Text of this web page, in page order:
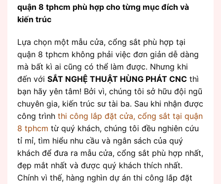
quận 8 tphcm phù hợp cho từng mục đích và
kiến trúc
Lựa chọn một mẫu cửa, cổng sắt phù hợp tại
quận 8 tphcm không phải việc đơn giản dễ dàng
mà bất kì ai cũng có thể làm được. Nhưng khi
đến với SẮT NGHỆ THUẬT HÙNG PHÁT CNC thì
bạn hãy yên tâm! Bởi vì, chúng tôi sở hữu đội ngũ
chuyên gia, kiến trúc sư tài ba. Sau khi nhận được
công trình thi công lắp đặt cửa, cổng sắt tại quận
8 tphcm từ quý khách, chúng tôi đều nghiên cứu
tỉ mỉ, tìm hiểu nhu cầu và ngân sách của quý
khách để đưa ra mẫu cửa, cổng sắt phù hợp nhất,
đẹp mắt nhất và được quý khách thích nhất.
Chính vì thế, hàng nghìn dự án thi công lắp đặt